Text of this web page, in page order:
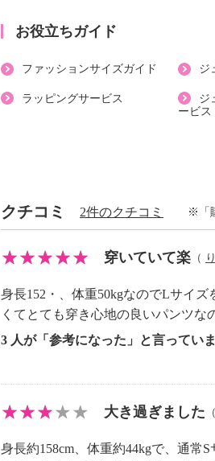
【メンテナンス（絵表示ラベル）】
・漂白処理：塩素系・酸素系漂白不
・タンブル乾燥：不可
【原産国（地）】
・中国製
お役立ちガイド
ファッションサイズガイド ジ
ラッピングサービス
ジ
ービス
クチコミ 2件のクチコミ ※「
穿いていて楽 （
身長152・、体重50kgなのでLサイ
くてとても穿き心地の良いパンツ
3 人が「参考になった」と言ってい
大き過ぎました
身長約158cm、体重約44kgで、通常